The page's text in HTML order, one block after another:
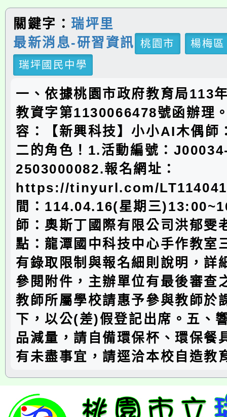
關鍵字： 瑞坪里
最新消息-研習資訊
桃園市
楊梅區
瑞坪國民中學
一、依據桃園市政府教育局113
教資字第1130066478號函辦理
容：【新興科技】小小AI木偶師
二的角色！1.活動編號：
2503000082.報名網址：
https://tinyurl.com/
間：114.04.16(星期三
師：奧斯丁國際有限公司洪郁雯
點：龍潭國中科技中心手作教室
有錄取限制與報名細則說明，詳
參閱附件，主辦單位有最後審查
教師所屬學校請惠予參與教師於
下，以公(差)假登記出席。五、
品減量，請自備環保杯、環保餐
有未盡事宜，請逕洽本校自造教